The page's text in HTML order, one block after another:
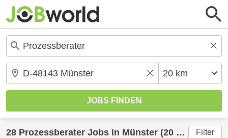
28 Prozessberater Jobs in Münster (20 km) gefunden Filter